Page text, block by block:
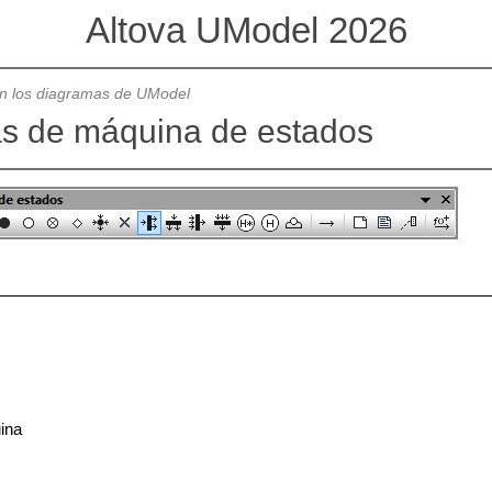
Altova UModel 2026
los diagramas de UModel
de máquina de estados